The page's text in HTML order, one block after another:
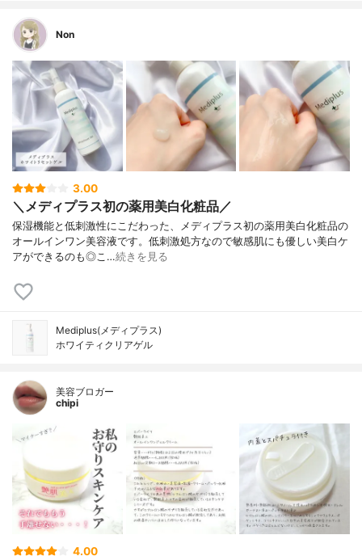
Non
3.00
＼メディプラス初の薬用美白化粧品／
保湿機能と低刺激性にこだわった、メディプラス初の薬用美白化粧品の
オールインワン美容液です。低刺激処方なので敏感肌にも優しい美白ケ
アができるのも◎こ…続きを見る
Mediplus(メディプラス)
ホワイティクリアゲル
美容ブロガー
chipi
4.00